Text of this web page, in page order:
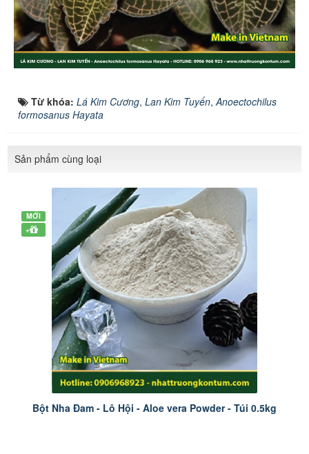
Từ khóa: Lá Kim Cương, Lan Kim Tuyến, Anoectochilus
formosanus Hayata
Sản phẩm cùng loại
MỚI
+
Bột Nha Đam - Lô Hội - Aloe vera Powder - Túi 0.5kg